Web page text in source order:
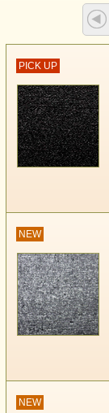
PICK UP
NEW
NEW